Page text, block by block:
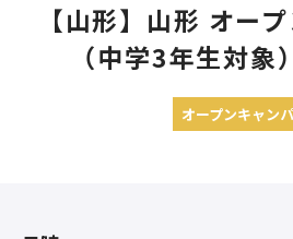
【山形】山形 オー
（中学3年生対
オープンキャン